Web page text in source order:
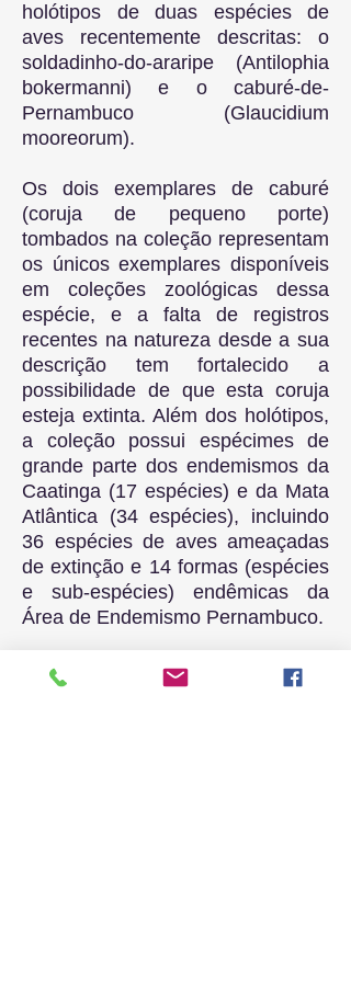
holótipos de duas espécies de
aves recentemente descritas: o
soldadinho-do-araripe (Antilophia
bokermanni) e o caburé-de-
Pernambuco (Glaucidium
mooreorum).
Os dois exemplares de caburé
(coruja de pequeno porte)
tombados na coleção representam
os únicos exemplares disponíveis
em coleções zoológicas dessa
espécie, e a falta de registros
recentes na natureza desde a sua
descrição tem fortalecido a
possibilidade de que esta coruja
esteja extinta. Além dos holótipos,
a coleção possui espécimes de
grande parte dos endemismos da
Caatinga (17 espécies) e da Mata
Atlântica (34 espécies), incluindo
36 espécies de aves ameaçadas
de extinção e 14 formas (espécies
e sub-espécies) endêmicas da
Área de Endemismo Pernambuco.
Quase a metade dos espécimes
da coleção provém de